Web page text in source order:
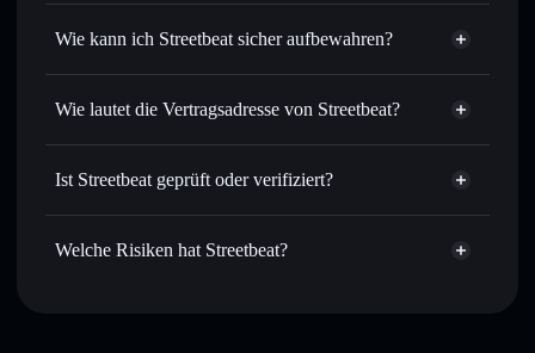
Routing zum bestmöglichen Kurs
Limit-Orders setzen– automatisiere Trades zu deinem
per Durchschnittskosteneffekt in STRTB einsteigen
Privat senden– übertrage STRTB, ohne Wallets öffentlich
Aggregators
In Echtzeit verfolgen– überwache Kurs, Volumen,
Marktkapitalisierung und Liquidität von STRTB
Privacy
Wie kann ich Streetbeat sicher aufbewahren?
Streetbeat
Wie lautet die Vertragsadresse von Streetbeat?
Streetbeat
STRTB
Ist Streetbeat geprüft oder verifiziert?
Streetbeat
derzeit nicht
Welche Risiken hat Streetbeat?